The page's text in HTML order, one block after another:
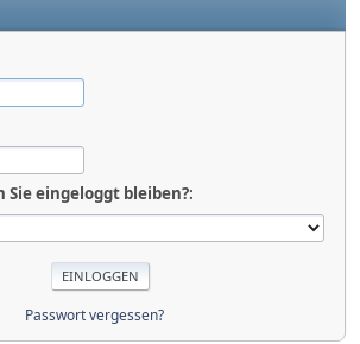
Sie eingeloggt bleiben?:
Passwort vergessen?